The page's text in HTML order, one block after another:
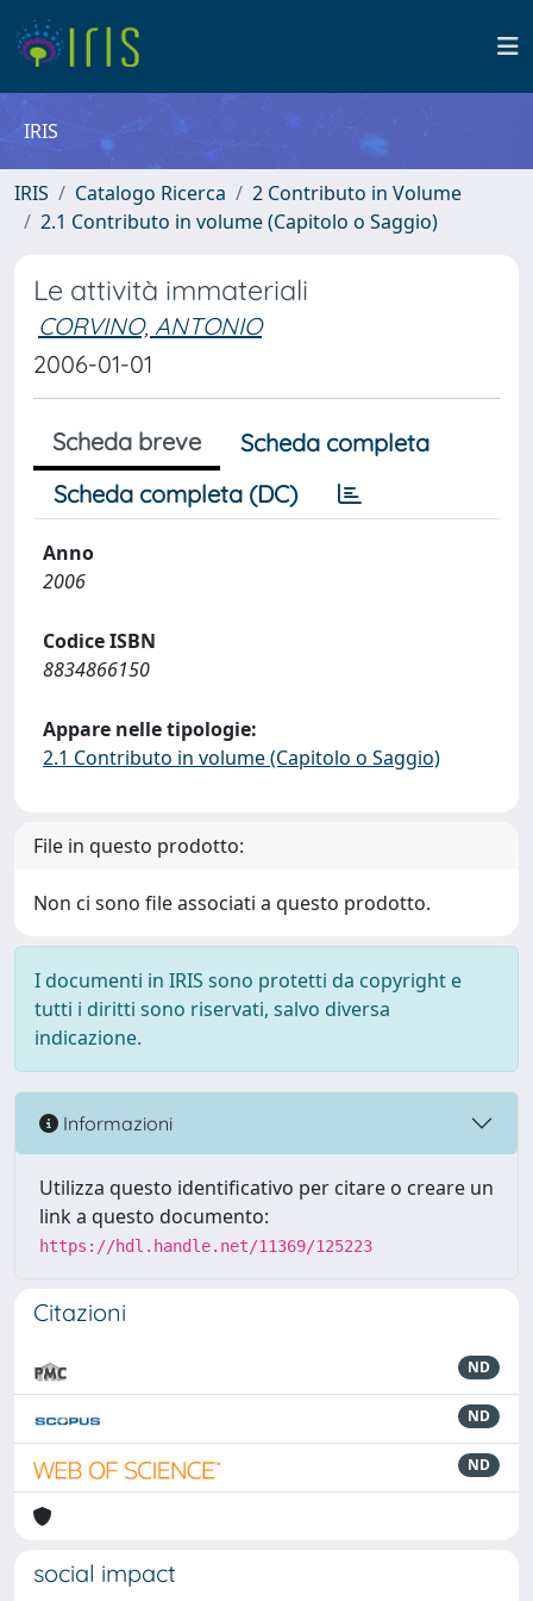
IRIS
IRIS Catalogo Ricerca
2 Contributo in Volume
2.1 Contributo in volume (Capitolo o Saggio)
Le attività immateriali
CORVINO, ANTONIO
2006-01-01
Scheda breve
Scheda completa
Scheda completa (DC)
Anno
2006
Codice ISBN
8834866150
Appare nelle tipologie:
2.1 Contributo in volume (Capitolo o Saggio)
File in questo prodotto:
Non ci sono file associati a questo prodotto.
I documenti in IRIS sono protetti da copyright e
tutti i diritti sono riservati, salvo diversa
indicazione.
Informazioni
Utilizza questo identificativo per citare o creare un
link a questo documento:
https://hdl.handle.net/11369/125223
Citazioni
ND
ND
ND
social impact